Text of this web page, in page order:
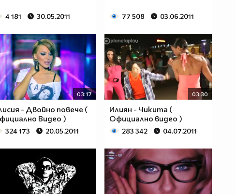
4 181 30.05.2011 77 508 03.06.2011
03:17
- Двойно повече (
Видео )
324 173 20.05.2011
03:30
Илиян - Чикита (
Официално видео )
283 342 04.07.2011